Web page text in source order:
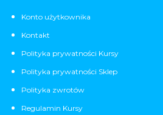
Konto użytkownika
Kontakt
Polityka prywatności Kursy
Polityka prywatności Sklep
Polityka zwrotów
Regulamin Kursy